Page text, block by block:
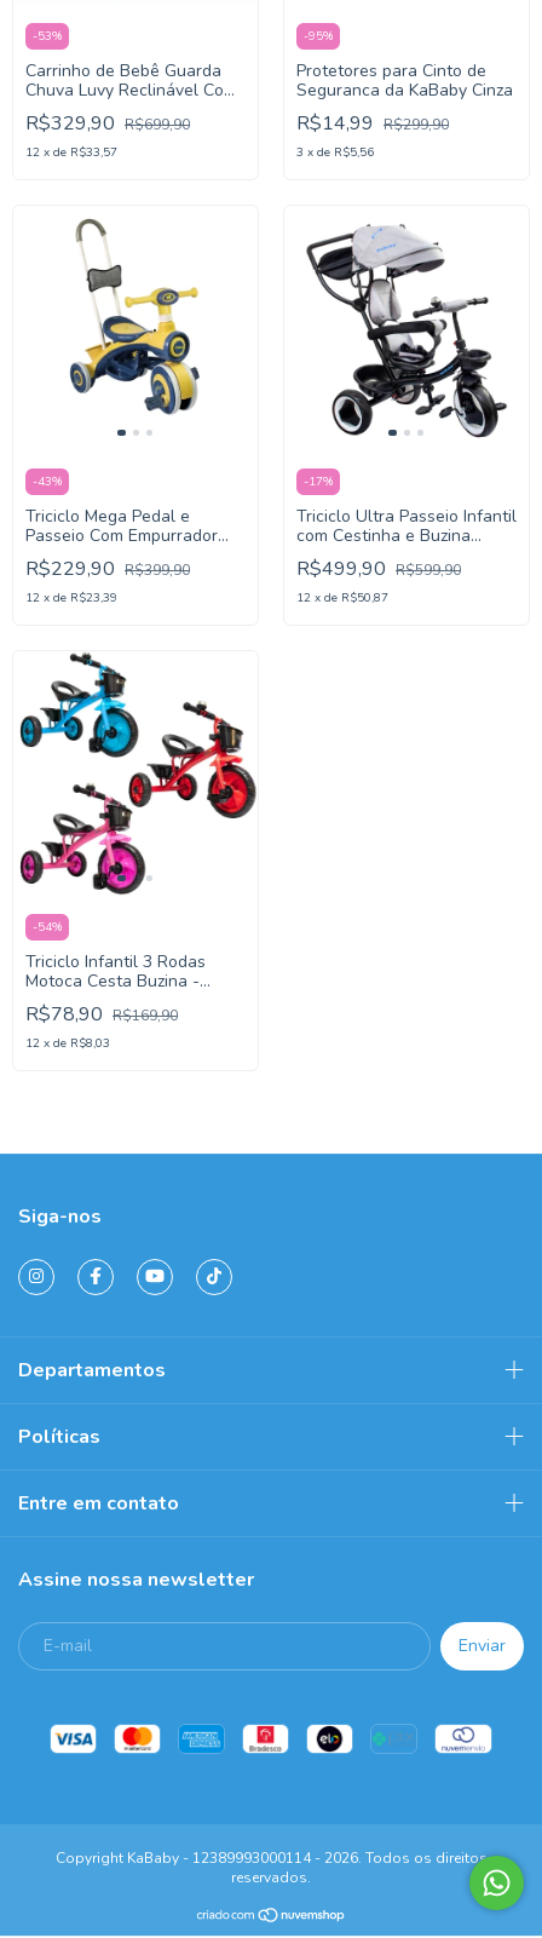
-53%
Carrinho de Bebê Guarda
Chuva Luvy Reclinável Com
Cesto E Capota
R$329,90 R$699,90
12 x de R$33,57
-95%
Protetores para Cinto de
Seguranca da KaBaby Cinza
R$14,99 R$299,90
3 x de R$5,56
-43%
Triciclo Mega Pedal e
Passeio Com Empurrador
Luz e Som - KaBaby
R$229,90 R$399,90
12 x de R$23,39
-17%
Triciclo Ultra Passeio Infantil
com Cestinha e Buzina
KaBaby
R$499,90 R$599,90
12 x de R$50,87
-54%
Triciclo Infantil 3 Rodas
Motoca Cesta Buzina -
PlayDuc
R$78,90 R$169,90
12 x de R$8,03
Siga-nos
Departamentos
Políticas
Entre em contato
Assine nossa newsletter
Copyright KaBaby - 12389993000114 - 2026. Todos os direitos
reservados.